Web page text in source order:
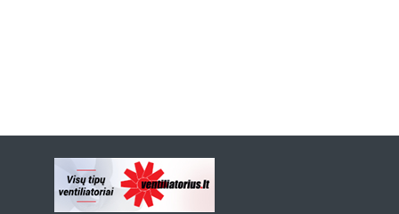
Previous
Slide